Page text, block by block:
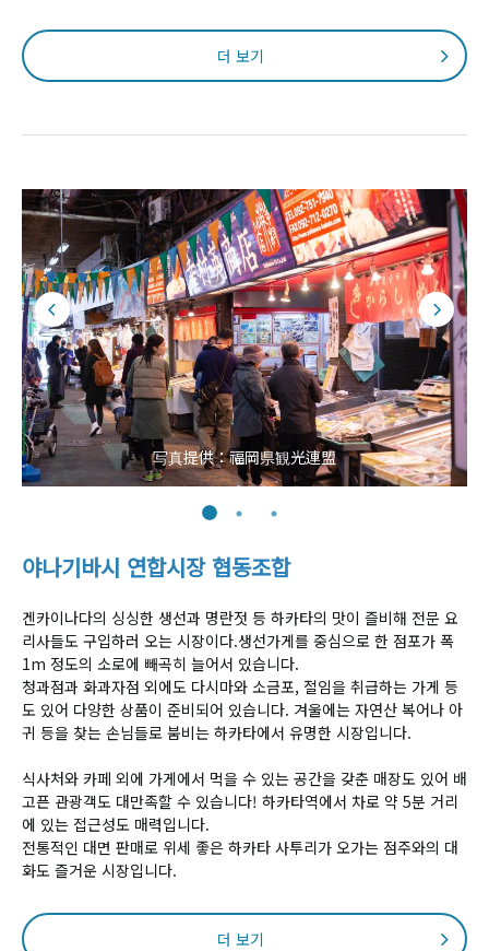
더 보기
写真提供：福岡県観光連盟
야나기바시 연합시장 협동조합
겐카이나다의 싱싱한 생선과 명란젓 등 하카타의 맛이 즐비해 전문 요
리사들도 구입하러 오는 시장이다.생선가게를 중심으로 한 점포가 폭
1m 정도의 소로에 빼곡히 늘어서 있습니다.
청과점과 화과자점 외에도 다시마와 소금포, 절임을 취급하는 가게 등
도 있어 다양한 상품이 준비되어 있습니다. 겨울에는 자연산 복어나 아
귀 등을 찾는 손님들로 붐비는 하카타에서 유명한 시장입니다.
식사처와 카페 외에 가게에서 먹을 수 있는 공간을 갖춘 매장도 있어 배
고픈 관광객도 대만족할 수 있습니다! 하카타역에서 차로 약 5분 거리
에 있는 접근성도 매력입니다.
전통적인 대면 판매로 위세 좋은 하카타 사투리가 오가는 점주와의 대
화도 즐거운 시장입니다.
더 보기